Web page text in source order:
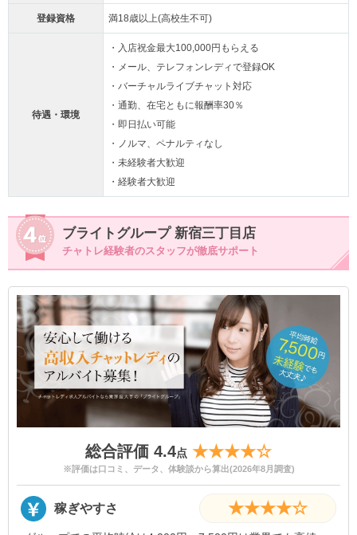
登録資格 満18歳以上(高校生不可)
待遇・環境
・入店祝金最大100,000円もらえる
・メール、テレフォンレディで登録OK
・バーチャルライブチャット対応
・通勤、在宅ともに報酬率30％
・即日払い可能
・ノルマ、ペナルティなし
・未経験者大歓迎
・経験者大歓迎
ブライトグループ 新宿三丁目店
チャトレ経験者のスタッフが徹底サポート
総合評価 4.4点 ★★★★☆
※評価は口コミ、データ、体験談から算出(2026年8月調査)
稼ぎやすさ ★★★★☆